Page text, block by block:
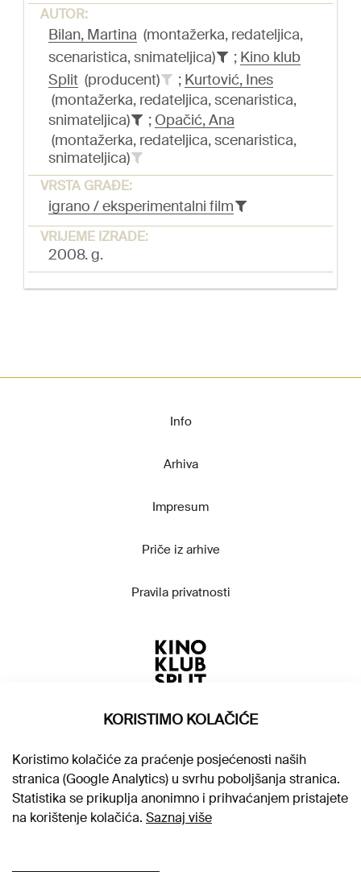
AUTOR:
Bilan, Martina (montažerka, redateljica,
scenaristica, snimateljica)
; Kino klub
Split (producent) ; Kurtović, Ines
(montažerka, redateljica, scenaristica,
snimateljica)
; Opačić, Ana
(montažerka, redateljica, scenaristica,
snimateljica)
VRSTA GRAĐE:
igrano / eksperimentalni film
VRIJEME IZRADE:
2008. g.
Info
Arhiva
Impresum
Priče iz arhive
Pravila privatnosti
KORISTIMO KOLAČIĆE
Koristimo kolačiće za praćenje posjećenosti naših
stranica (Google Analytics) u svrhu poboljšanja stranica.
Statistika se prikuplja anonimno i prihvaćanjem pristajete
na korištenje kolačića. Saznaj više